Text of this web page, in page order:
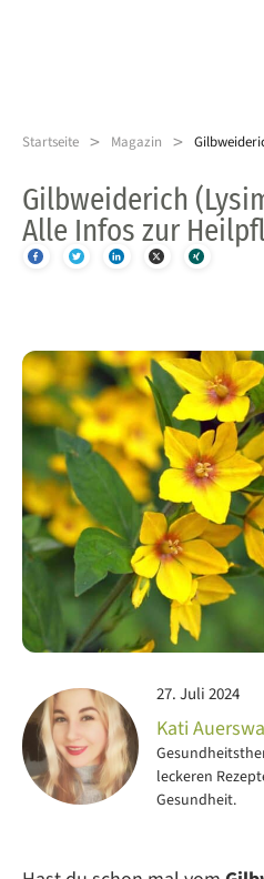
Startseite > Magazin >
Gilbweiderich
Alle Infos zur
27. Juli 2024
Kati
leckeren
Gesundheit.